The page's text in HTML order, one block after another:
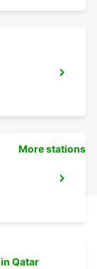
More stations
Qatar